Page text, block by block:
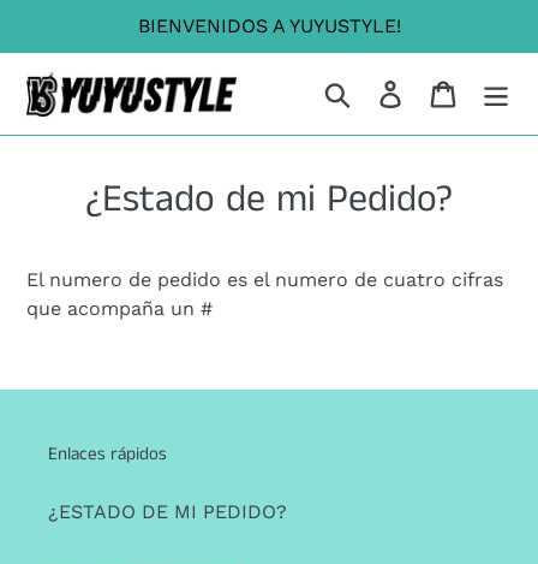
Dummy products title
Surat, Gujarat
contenido
BIENVENIDOS A YUYUSTYLE!
Buscar IngresarCarrito
¿Estado de mi Pedido?
El numero de pedido es el numero de cuatro cifras
que acompaña un #
Enlaces rápidos
¿ESTADO DE MI PEDIDO?